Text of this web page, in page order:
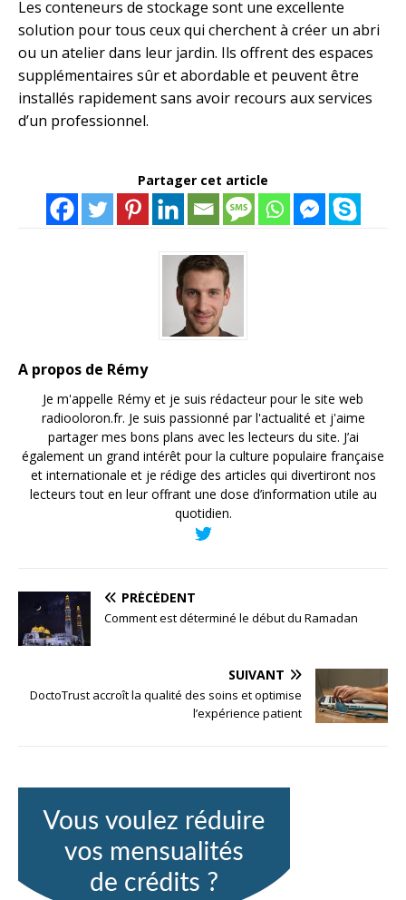
Les conteneurs de stockage sont une excellente
solution pour tous ceux qui cherchent à créer un abri
ou un atelier dans leur jardin. Ils offrent des espaces
supplémentaires sûr et abordable et peuvent être
installés rapidement sans avoir recours aux services
d’un professionnel.
Partager cet article
A propos de Rémy
Je m'appelle Rémy et je suis rédacteur pour le site web
radiooloron.fr. Je suis passionné par l'actualité et j'aime
partager mes bons plans avec les lecteurs du site. J’ai
également un grand intérêt pour la culture populaire française
et internationale et je rédige des articles qui divertiront nos
lecteurs tout en leur offrant une dose d’information utile au
quotidien.
PRÉCÉDENT
Comment est déterminé le début du Ramadan
SUIVANT
DoctoTrust accroît la qualité des soins et optimise
l’expérience patient